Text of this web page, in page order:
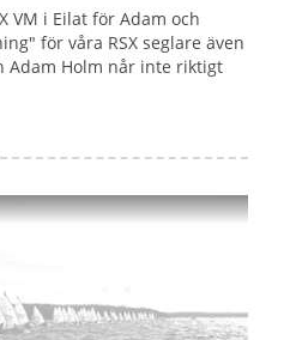
VM i Eilat för Adam och
för våra RSX seglare även
Adam Holm når inte riktigt